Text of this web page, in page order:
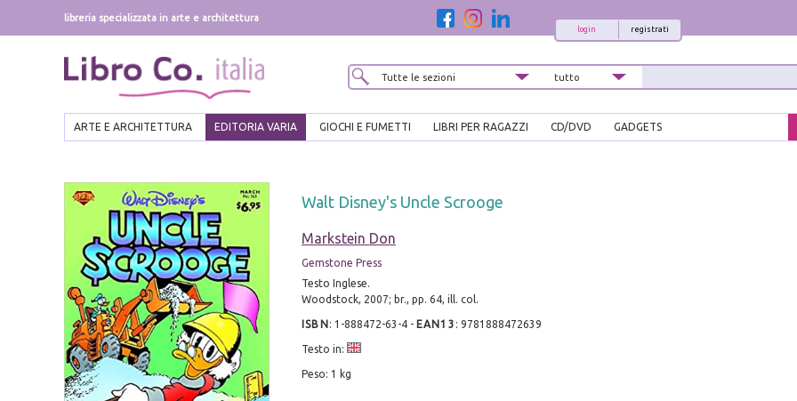
libreria specializzata in arte e architettura
registrati
login
ARTE E ARCHITETTURA EDITORIA VARIA GIOCHI E FUMETTI LIBRI PER RAGAZZI CD/DVD GADGETS
Walt Disney's Uncle Scrooge
Markstein Don
Gemstone Press
Testo Inglese.
Woodstock, 2007; br., pp. 64, ill. col.
ISBN : 1-888472-63-4- EAN13 : 9781888472639
Testo in:
Peso: 1 kg